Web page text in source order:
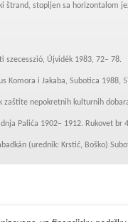
štrand, stopljen sa horizontalom
szecesszió, Újvidék 1983, 72– 78.
Komora i Jakaba, Subotica 1988,
zaštite nepokretnih kulturnih
Palića 1902– 1912. Rukovet br
(urednik: Krstić, Boško)